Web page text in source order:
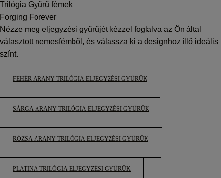
Trilógia Gyűrű fémek
Forging Forever
Nézze meg eljegyzési gyűrűjét kézzel foglalva az Ön által
választott nemesfémből, és válassza ki a designhoz illő ideális
színt.
FEHÉR ARANY TRILÓGIA ELJEGYZÉSI GYŰRŰK
SÁRGA ARANY TRILÓGIA ELJEGYZÉSI GYŰRŰK
RÓZSA ARANY TRILÓGIA ELJEGYZÉSI GYŰRŰK
PLATINA TRILÓGIA ELJEGYZÉSI GYŰRŰK